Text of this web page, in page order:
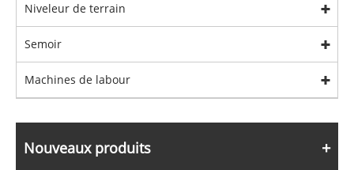
Niveleur de terrain
Semoir
Machines de labour
Nouveaux produits